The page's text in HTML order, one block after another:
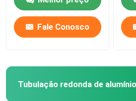
Rod de alumínio contínuo
Barra quadrada de alumínio
da sublimação
Fale Conosco
Tubulação redonda de alumínio